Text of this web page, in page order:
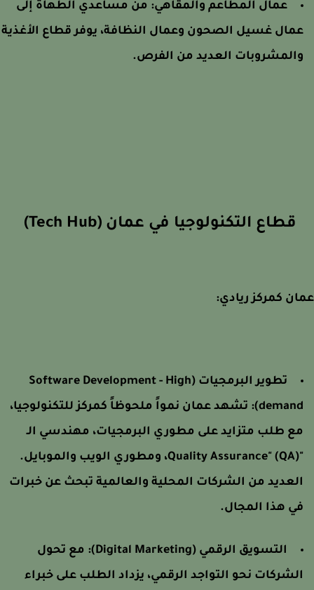
عمال المطاعم والمقاهي:من مساعدي الطهاة إلى
غسيل الصحون وعمال النظافة، يوفر قطاع الأغذية
العديد من الفرص.
قطاع التكنولوجيا في عمان (Tech Hub)
كمركز ريادي:
تطوير البرمجيات (Software Development - High
تشهد عمان نمواً ملحوظاً كمركز للتكنولوجيا،
طلب متزايد على مطوري البرمجيات، مهندسي الـ
"Quality Assurance" (QA)، ومطوري الويب والموبايل.
من الشركات المحلية والعالمية تبحث عن خبرات
هذا المجال.
التسويق الرقمي (Digital Marketing):
مع تحول
نحو التواجد الرقمي، يزداد الطلب على خبراء